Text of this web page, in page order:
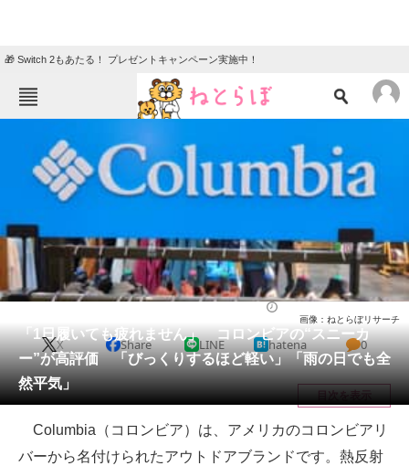
🎁 Switch 2もあたる！ プレゼントキャンペーン実施中！
エンタメ クイズ
グルメ
住まい 教育・育児
動物 リサーチ
会員記事
メディア
注目記事を集めた総合ページ
ITの今と未来を見通す
「1日履いても疲れません」 コロンビアの“スニーカ
ー”が高評価 「びっくりするほど軽い」「雨の日でも全
然平気」
画像：ねとらぼリサーチ
X Share LINE hatena 0
目次を表示
Columbia（コロンビア）は、アメリカのコロンビアリ
バーから名付けられたアウトドアブランドです。熱反射